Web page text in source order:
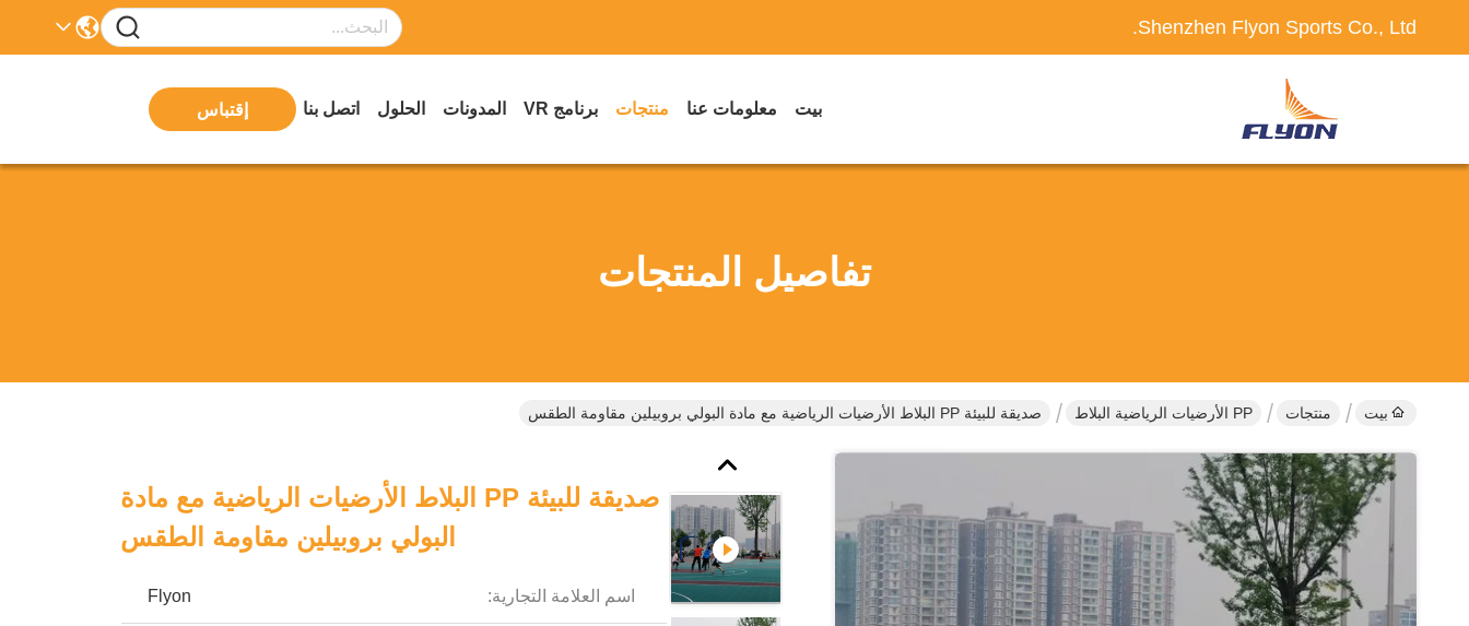
Shenzhen Flyon Sports Co., Ltd.
بيت معلومات عنا منتجات برنامج VR المدونات الحلول اتصل بنا إقتباس
تفاصيل المنتجات
بيت منتجات PP الأرضيات الرياضية البلاط صديقة للبيئة PP البلاط الأرضيات الرياضية مع مادة البولي بروبيلين مقاومة الطقس
صديقة للبيئة PP البلاط الأرضيات الرياضية مع مادة
البولي بروبيلين مقاومة الطقس
اسم العلامة التجارية: Flyon